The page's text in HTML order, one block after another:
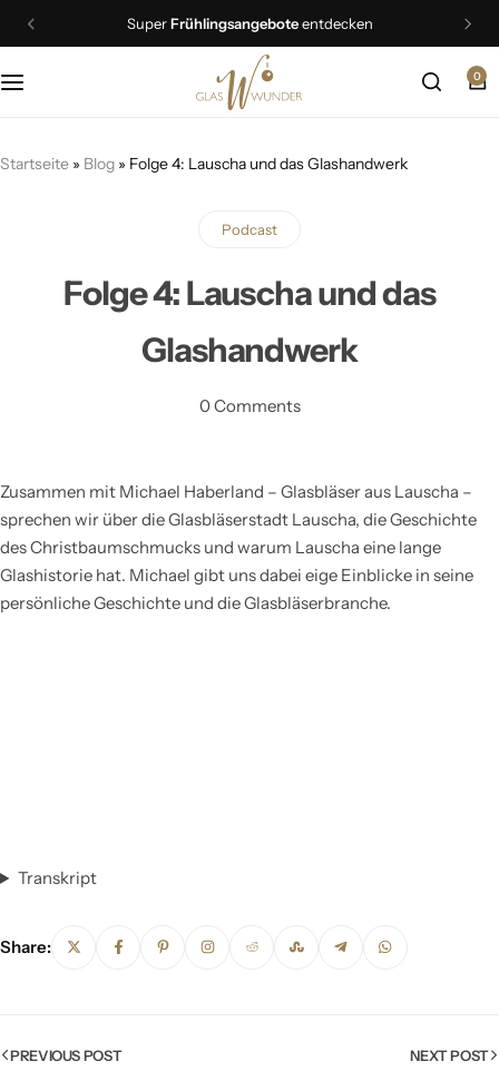
SuperFrühlingsangeboteentdecken
0
Startseite » Blog » Folge 4: Lauscha und das Glashandwerk
Podcast
Folge 4: Lauscha und das
Glashandwerk
0 Comments
Zusammen mit Michael Haberland – Glasbläser aus Lauscha –
sprechen wir über die Glasbläserstadt Lauscha, die Geschichte
des Christbaumschmucks und warum Lauscha eine lange
Glashistorie hat. Michael gibt uns dabei eige Einblicke in seine
persönliche Geschichte und die Glasbläserbranche.
Transkript
Share:
PREVIOUS POST NEXT POST